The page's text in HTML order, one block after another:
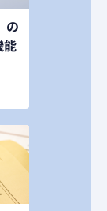
の
能